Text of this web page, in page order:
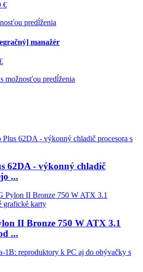
€
predĺženia
manažér
možnosťou predĺženia
62DA - výkonný chladič
...
II Bronze 750 W ATX 3.1
...